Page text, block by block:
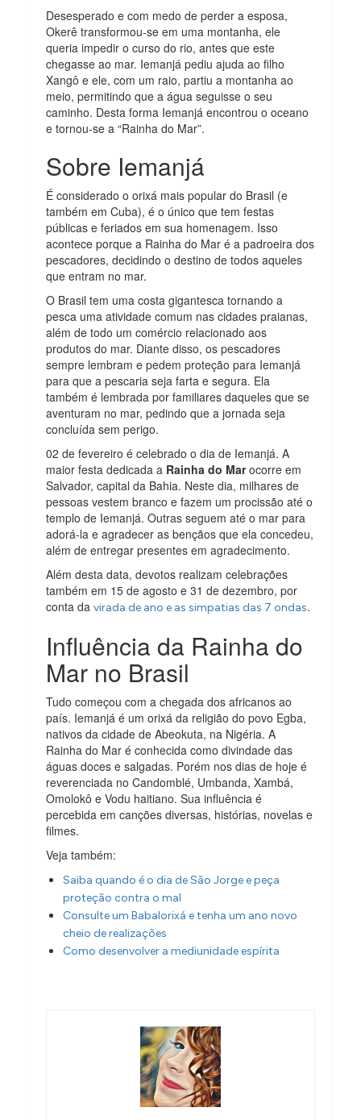
Desesperado e com medo de perder a esposa,
Okerê transformou-se em uma montanha, ele
queria impedir o curso do rio, antes que este
chegasse ao mar. Iemanjá pediu ajuda ao filho
Xangô e ele, com um raio, partiu a montanha ao
meio, permitindo que a água seguisse o seu
caminho. Desta forma Iemanjá encontrou o oceano
e tornou-se a “Rainha do Mar”.
Sobre Iemanjá
É considerado o orixá mais popular do Brasil (e
também em Cuba), é o único que tem festas
públicas e feriados em sua homenagem. Isso
acontece porque a Rainha do Mar é a padroeira dos
pescadores, decidindo o destino de todos aqueles
que entram no mar.
O Brasil tem uma costa gigantesca tornando a
pesca uma atividade comum nas cidades praianas,
além de todo um comércio relacionado aos
produtos do mar. Diante disso, os pescadores
sempre lembram e pedem proteção para Iemanjá
para que a pescaria seja farta e segura. Ela
também é lembrada por familiares daqueles que se
aventuram no mar, pedindo que a jornada seja
concluída sem perigo.
02 de fevereiro é celebrado o dia de Iemanjá. A
maior festa dedicada a Rainha do Marocorre em
Salvador, capital da Bahia. Neste dia, milhares de
pessoas vestem branco e fazem um procissão até o
templo de Iemanjá. Outras seguem até o mar para
adorá-la e agradecer as bençãos que ela concedeu,
além de entregar presentes em agradecimento.
Além desta data, devotos realizam celebrações
também em 15 de agosto e 31 de dezembro, por
conta davirada de ano e as simpatias das 7 ondas.
Influência da Rainha do
Mar no Brasil
Tudo começou com a chegada dos africanos ao
país. Iemanjá é um orixá da religião do povo Egba,
nativos da cidade de Abeokuta, na Nigéria. A
Rainha do Mar é conhecida como divindade das
águas doces e salgadas. Porém nos dias de hoje é
reverenciada no Candomblé, Umbanda, Xambá,
Omolokô e Vodu haitiano. Sua influência é
percebida em canções diversas, histórias, novelas e
filmes.
Veja também:
Saiba quando é o dia de São Jorge e peça
proteção contra o mal
Consulte um Babalorixá e tenha um ano novo
cheio de realizações
Como desenvolver a mediunidade espírita